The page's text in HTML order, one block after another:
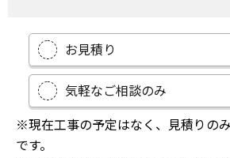
お見積り
気軽なご相談のみ
※現在工事の予定はなく、見積りの
です。